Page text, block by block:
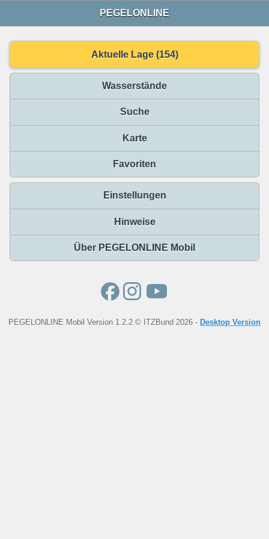
PEGELONLINE
Aktuelle Lage (154)
Wasserstände
Suche
Karte
Favoriten
Einstellungen
Hinweise
Über PEGELONLINE Mobil
PEGELONLINE Mobil Version 1.2.2 © ITZBund 2026 - Desktop Version